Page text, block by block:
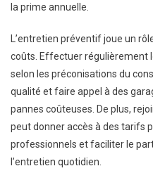
la prime annuelle.
L’entretien préventif joue un
coûts. Effectuer régulièrement
selon les préconisations du
qualité et faire appel à des
pannes coûteuses. De plus,
peut donner accès à des tarifs
professionnels et faciliter le
l’entretien quotidien.